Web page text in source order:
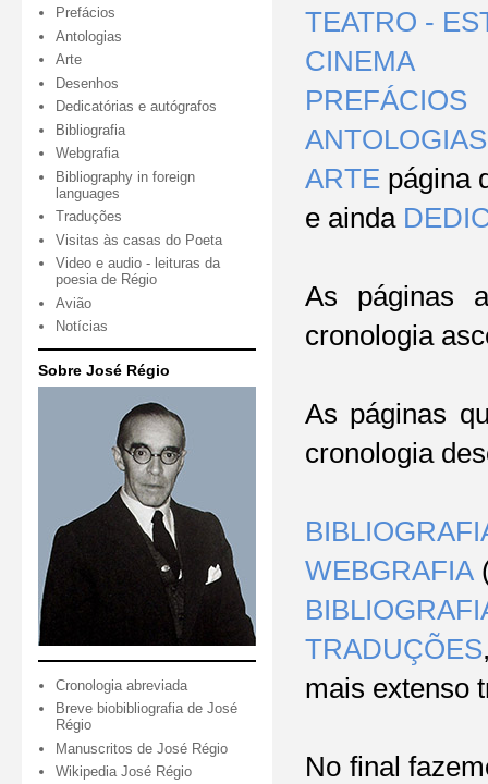
TEATRO -
CINEMA
PREFÁCIOS
ANTOLOGIAS
ARTE página
e ainda
As páginas
cronologia
As páginas
cronologia
WEBGRAFIA
TRADUÇÕES
mais extenso
No final
Prefácios
Antologias
Arte
Desenhos
Dedicatórias e autógrafos
Bibliografia
Webgrafia
Bibliography in foreign
languages
Traduções
Visitas às casas do Poeta
Video e audio - leituras da
poesia de Régio
Avião
Notícias
Sobre José Régio
Cronologia abreviada
Breve biobibliografia de José
Régio
Manuscritos de José Régio
Wikipedia José Régio